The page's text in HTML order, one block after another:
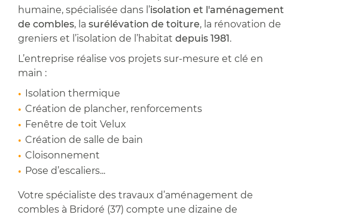
humaine, spécialisée dans l’isolation et l'aménagement
de combles, la surélévation de toiture, la rénovation de
greniers et l’isolation de l’habitat depuis 1981.
L’entreprise réalise vos projets sur-mesure et clé en
main :
Isolation thermique
Création de plancher, renforcements
Fenêtre de toit Velux
Création de salle de bain
Cloisonnement
Pose d’escaliers...
Votre spécialiste des travaux d’aménagement de
combles à Bridoré (37) compte une dizaine de